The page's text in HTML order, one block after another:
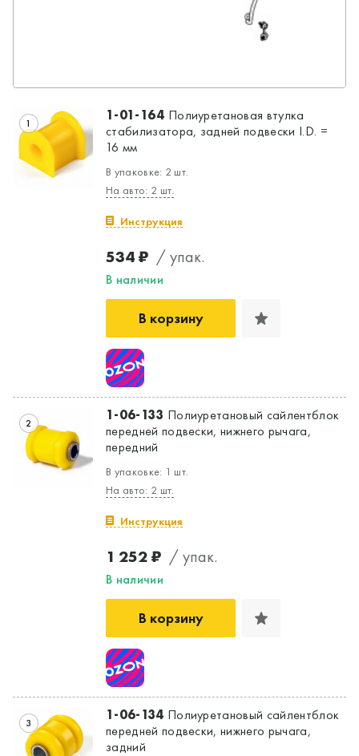
Да, верно Нет, выбрать другой
1 1-01-164 Полиуретановая втулка
стабилизатора, задней подвески I.D. =
16 мм
В упаковке: 2 шт.
На авто: 2 шт.
Инструкция
534 ₽ / упак.
В наличии
В корзину
2 1-06-133 Полиуретановый сайлентблок
передней подвески, нижнего рычага,
передний
В упаковке: 1 шт.
На авто: 2 шт.
Инструкция
1 252 ₽ / упак.
В наличии
В корзину
3 1-06-134 Полиуретановый сайлентблок
передней подвески, нижнего рычага,
задний